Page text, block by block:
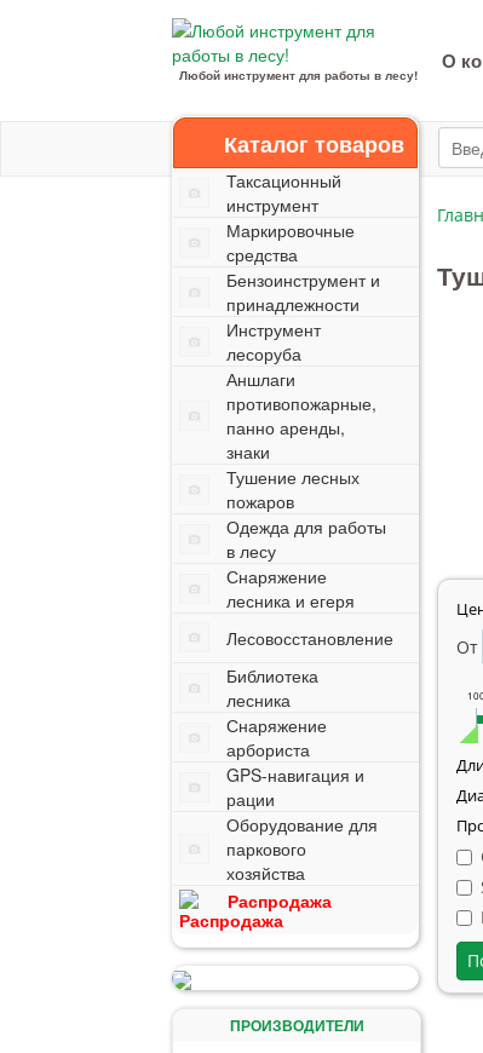
Любой инструмент для работы в лесу!
О
Каталог товаров
Таксационный
инструмент
Маркировочные
средства
Бензоинструмент и
принадлежности
Инструмент
лесоруба
Аншлаги
противопожарные,
панно аренды,
знаки
Тушение лесных
пожаров
Одежда для работы
в лесу
Снаряжение
лесника и егеря
Лесовосстановление
Библиотека
лесника
Снаряжение
арбориста
GPS-навигация и
рации
Оборудование для
паркового
хозяйства
Распродажа
ПРОИЗВОДИТЕЛИ
От